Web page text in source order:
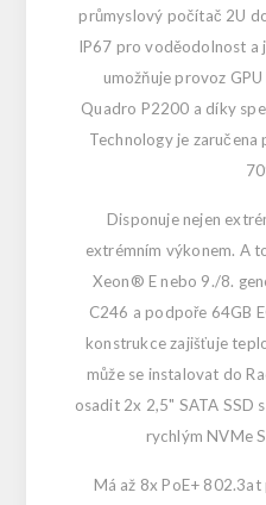
průmyslový počítač 2U
IP67 pro voděodolnost a
umožňuje provoz
Quadro P2200 a díky
Technology je
Disponuje nejen
extrémním výkonem. A
Xeon® E nebo 9./8.
C246 a podpoře 64GB
konstrukce zajišťuje
může se instalovat do
osadit 2x 2,5" SATA SSD
rychlým NVMe
Má až 8x PoE+